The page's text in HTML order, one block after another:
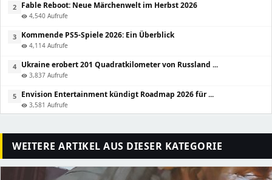
2 Fable Reboot: Neue Märchenwelt im Herbst 2026
visibility 4,540 Aufrufe
3 Kommende PS5-Spiele 2026: Ein Überblick
visibility 4,114 Aufrufe
4 Ukraine erobert 201 Quadratkilometer von Russland ...
visibility 3,837 Aufrufe
5 Envision Entertainment kündigt Roadmap 2026 für ...
visibility 3,581 Aufrufe
WEITERE ARTIKEL AUS DIESER KATEGORIE